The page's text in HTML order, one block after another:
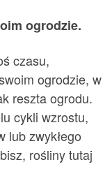
ogrodzie.
czasu,
ogrodzie, w
reszta ogrodu.
cykli wzrostu,
lub zwykłego
rośliny tutaj